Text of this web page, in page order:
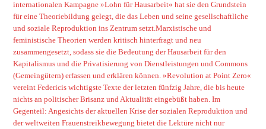
internationalen Kampagne »Lohn für Hausarbeit« hat sie den Grundstein
für eine Theoriebildung gelegt, die das Leben und seine gesellschaftliche
und soziale Reproduktion ins Zentrum setzt.Marxistische und
feministische Theorien werden kritisch hinterfragt und neu
zusammengesetzt, sodass sie die Bedeutung der Hausarbeit für den
Kapitalismus und die Privatisierung von Dienstleistungen und Commons
(Gemeingütern) erfassen und erklären können. »Revolution at Point Zero«
vereint Federicis wichtigste Texte der letzten fünfzig Jahre, die bis heute
nichts an politischer Brisanz und Aktualität eingebüßt haben. Im
Gegenteil: Angesichts der aktuellen Krise der sozialen Reproduktion und
der weltweiten Frauenstreikbewegung bietet die Lektüre nicht nur